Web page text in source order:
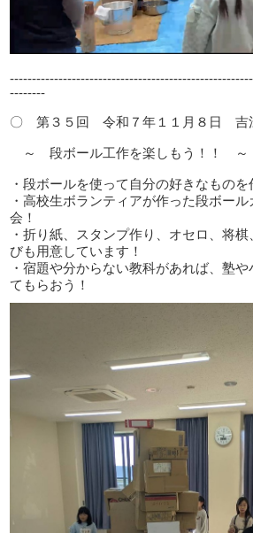
--------
〇 第３５回 令和７年１１月８日
～ 段ボール工作を楽しもう！！ ～
・段ボールを使って自分の好きなものを
・高校生ボランティアが作った段ボー
会！
・折り紙、スタンプ作り、オセロ、将
びも用意しています！
・宿題や分からない教科があれば、塾や
てもらおう！